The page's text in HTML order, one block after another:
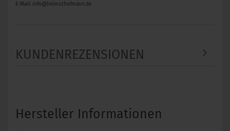
E-Mail: info@helmuthofmann.de
KUNDENREZENSIONEN
Hersteller Informationen